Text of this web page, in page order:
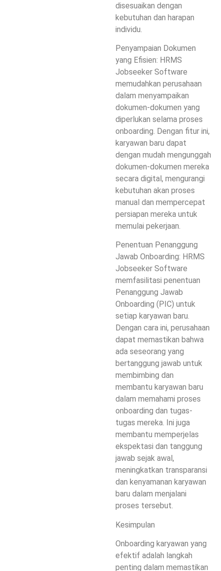
disesuaikan dengan
kebutuhan dan harapan
individu.
Penyampaian Dokumen
yang Efisien: HRMS
Jobseeker Software
memudahkan perusahaan
dalam menyampaikan
dokumen-dokumen yang
diperlukan selama proses
onboarding. Dengan fitur ini,
karyawan baru dapat
dengan mudah mengunggah
dokumen-dokumen mereka
secara digital, mengurangi
kebutuhan akan proses
manual dan mempercepat
persiapan mereka untuk
memulai pekerjaan.
Penentuan Penanggung
Jawab Onboarding: HRMS
Jobseeker Software
memfasilitasi penentuan
Penanggung Jawab
Onboarding (PIC) untuk
setiap karyawan baru.
Dengan cara ini, perusahaan
dapat memastikan bahwa
ada seseorang yang
bertanggung jawab untuk
membimbing dan
membantu karyawan baru
dalam memahami proses
onboarding dan tugas-
tugas mereka. Ini juga
membantu memperjelas
ekspektasi dan tanggung
jawab sejak awal,
meningkatkan transparansi
dan kenyamanan karyawan
baru dalam menjalani
proses tersebut.
Kesimpulan
Onboarding karyawan yang
efektif adalah langkah
penting dalam memastikan